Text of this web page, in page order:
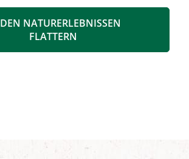
verdient. Wir wandern von
Einkehr am Penkenjoch
NATURERLEBNISSEN
FLATTERN